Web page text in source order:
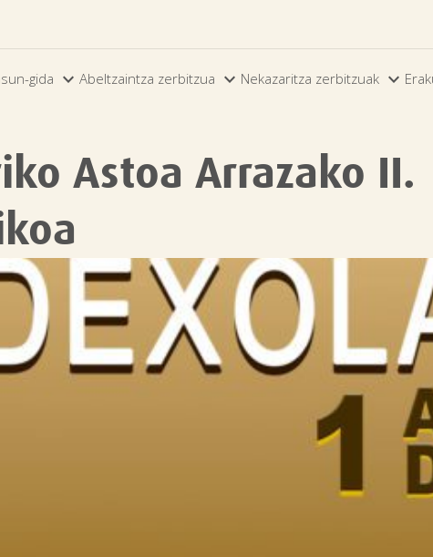
gida  Abeltzaintza zerbitzua  Nekazaritza zerbitzuak 
Astoa Arrazako II.